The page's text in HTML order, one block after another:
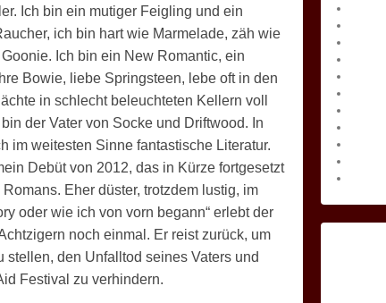
Ich bin ein mutiger Feigling und ein
ich bin hart wie Marmelade, zäh wie
Ich bin ein New Romantic, ein
Bowie, liebe Springsteen, lebe oft in den
in schlecht beleuchteten Kellern voll
der Vater von Socke und Driftwood. In
im weitesten Sinne fantastische Literatur.
Debüt von 2012, das in Kürze fortgesetzt
Eher düster, trotzdem lustig, im
oder wie ich von vorn begann“ erlebt der
noch einmal. Er reist zurück, um
den Unfalltod seines Vaters und
Festival zu verhindern.